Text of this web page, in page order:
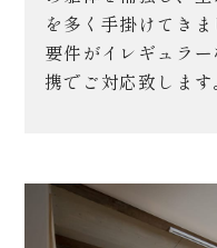
を多く手掛けてきま
要件がイレギュラ
携でご対応致します